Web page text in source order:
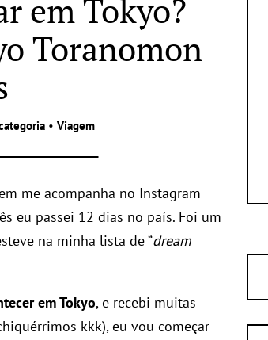
em Tokyo?
Toranomon
• Viagem
me acompanha no Instagram
eu passei 12 dias no país. Foi um
na minha lista de “dream
em Tokyo, e recebi muitas
kkk), eu vou começar